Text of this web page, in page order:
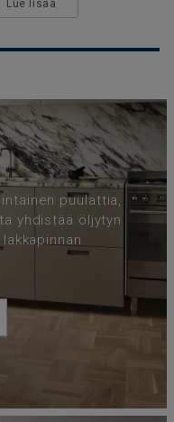
Lue lisää
puulattia,
yhdistää öljytyn